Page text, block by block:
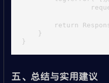
return
    }
五、总结与实用建议